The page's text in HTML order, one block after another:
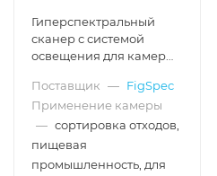
Гиперспектральный
сканер с системой
освещения для камер
Поставщик — FigSpec
Применение камеры
— сортировка отходов,
пищевая
промышленность, для